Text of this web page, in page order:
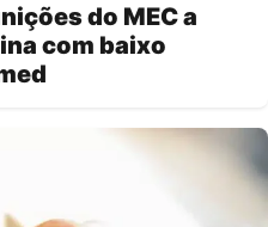
do MEC a
com baixo